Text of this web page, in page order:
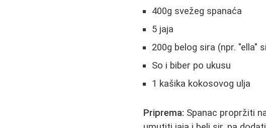
400g svežeg spanaća
5 jaja
200g belog sira (npr. "ella"
So i biber po ukusu
1 kašika kokosovog ulja
Priprema: Spanac propržiti